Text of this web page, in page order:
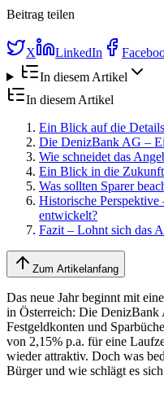
Beitrag teilen
X LinkedIn
In diesem Artikel
In diesem Artikel
Ein Blick auf die
Die DenizBank AG –
Wie schneidet das
Ein Blick in die Zukunft
Was sollten Sparer
Historische Perspektive
entwickelt?
Fazit – Lohnt sich das
Zum Artikelanfang
Das neue Jahr beginnt mit
in Österreich: Die DenizBank
Festgeldkonten und
von 2,15% p.a. für eine
wieder attraktiv. Doch was
Bürger und wie schlägt es